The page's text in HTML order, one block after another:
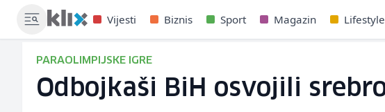
Vijesti Biznis Sport Magazin Lifestyle
PARAOLIMPIJSKE IGRE
Odbojkaši BiH osvojili